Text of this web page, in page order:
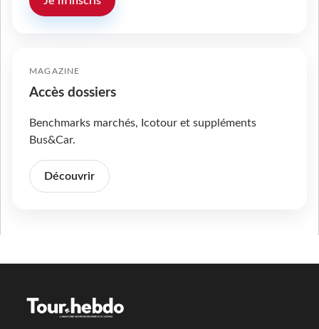
MAGAZINE
Accès dossiers
Benchmarks marchés, Icotour et suppléments
Bus&Car.
Découvrir